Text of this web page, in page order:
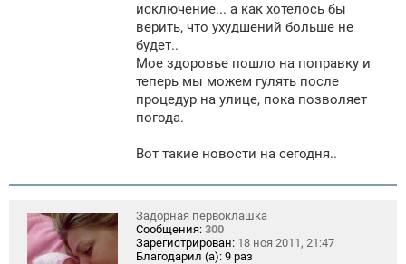
исключение... а как хотелось бы
верить, что ухудшений больше не
будет..
Мое здоровье пошло на поправку и
теперь мы можем гулять после
процедур на улице, пока позволяет
погода.
Вот такие новости на сегодня..
Задорная первоклашка
Сообщения: 300
Зарегистрирован: 18 ноя 2011, 21:47
Благодарил (а): 9 раз